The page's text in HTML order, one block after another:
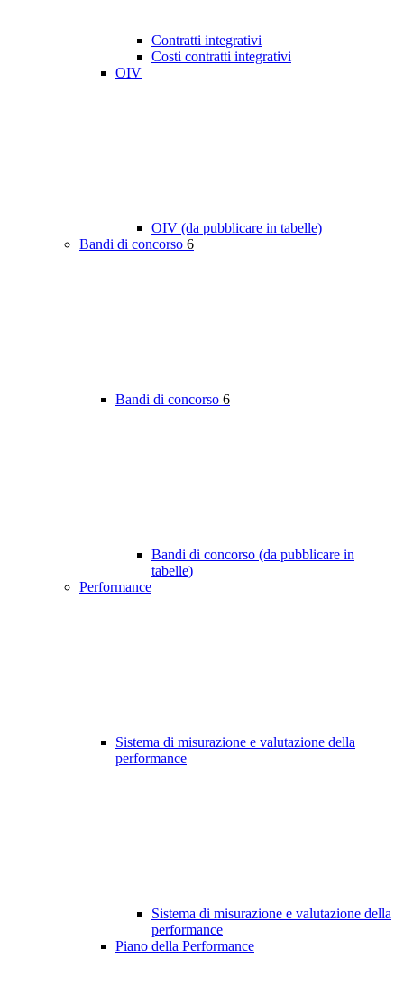
Contratti integrativi
Costi contratti integrativi
OIV
OIV (da pubblicare in tabelle)
Bandi di concorso 6
Bandi di concorso 6
Bandi di concorso (da pubblicare in
tabelle)
Performance
Sistema di misurazione e valutazione della
performance
Sistema di misurazione e valutazione della
performance
Piano della Performance